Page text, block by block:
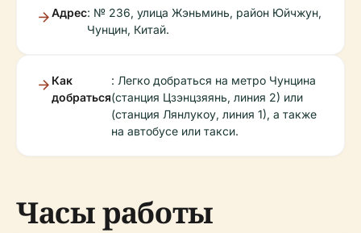
Адрес: № 236, улица Жэньминь, район Юйчжун,
Чунцин, Китай.
Как
добраться
: Легко добраться на метро Чунцина
(станция Цзэнцзяянь, линия 2) или
(станция Лянлукоу, линия 1), а также
на автобусе или такси.
Часы работы